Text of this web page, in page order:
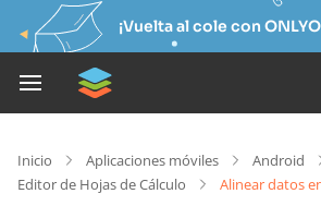
¡Vuelta al cole con
Inicio Aplicaciones móviles Android
Editor de Hojas de Cálculo
Alinear datos